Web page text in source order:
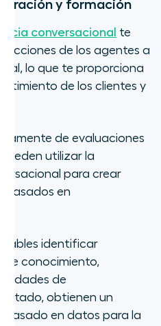
y formación
conversacional te
de los agentes a
lo que te proporciona
de los clientes y
de evaluaciones
pueden utilizar la
para crear
basados en
identificar
de conocimiento,
de
obtienen un
basado en datos para la